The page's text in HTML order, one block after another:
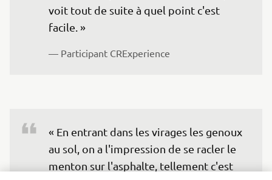
voit tout de suite à quel point c'est
facile. »
— Participant CRExperience
« En entrant dans les virages les genoux
au sol, on a l'impression de se racler le
menton sur l'asphalte, tellement c'est